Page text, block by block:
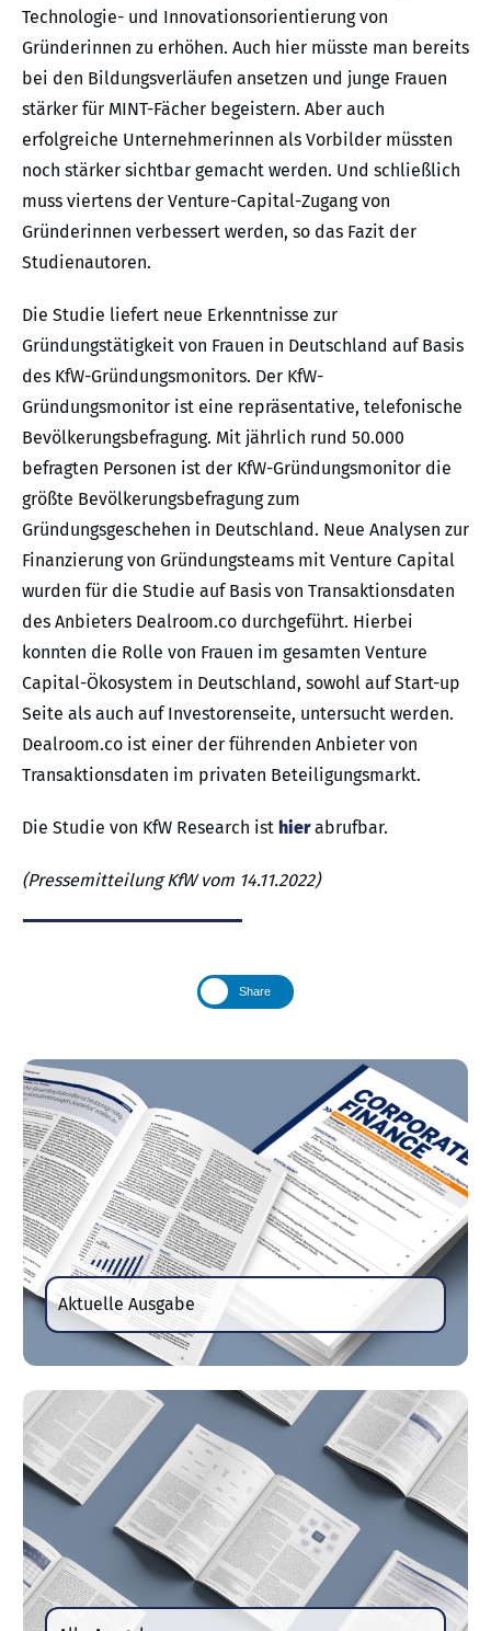
Technologie- und Innovationsorientierung von
Gründerinnen zu erhöhen. Auch hier müsste man bereits
bei den Bildungsverläufen ansetzen und junge Frauen
stärker für MINT-Fächer begeistern. Aber auch
erfolgreiche Unternehmerinnen als Vorbilder müssten
noch stärker sichtbar gemacht werden. Und schließlich
muss viertens der Venture-Capital-Zugang von
Gründerinnen verbessert werden, so das Fazit der
Studienautoren.
Die Studie liefert neue Erkenntnisse zur
Gründungstätigkeit von Frauen in Deutschland auf Basis
des KfW-Gründungsmonitors. Der KfW-
Gründungsmonitor ist eine repräsentative, telefonische
Bevölkerungsbefragung. Mit jährlich rund 50.000
befragten Personen ist der KfW-Gründungsmonitor die
größte Bevölkerungsbefragung zum
Gründungsgeschehen in Deutschland. Neue Analysen zur
Finanzierung von Gründungsteams mit Venture Capital
wurden für die Studie auf Basis von Transaktionsdaten
des Anbieters Dealroom.co durchgeführt. Hierbei
konnten die Rolle von Frauen im gesamten Venture
Capital-Ökosystem in Deutschland, sowohl auf Start-up
Seite als auch auf Investorenseite, untersucht werden.
Dealroom.co ist einer der führenden Anbieter von
Transaktionsdaten im privaten Beteiligungsmarkt.
Die Studie von KfW Research ist hierabrufbar.
(Pressemitteilung KfW vom 14.11.2022)
Share
Aktuelle Ausgabe